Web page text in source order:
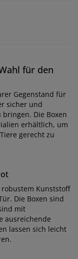
für den
Gegenstand für
sicher und
Die Boxen
erhältlich, um
gerecht zu
Kunststoff
Die Boxen sind
mit
ausreichende
lassen sich leicht